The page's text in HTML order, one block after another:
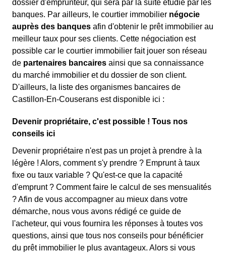
dossier d'emprunteur, qui sera par la suite étudié par les
banques. Par ailleurs, le courtier immobilier négocie
auprès des banques afin d'obtenir le prêt immobilier au
meilleur taux pour ses clients. Cette négociation est
possible car le courtier immobilier fait jouer son réseau
de partenaires bancaires ainsi que sa connaissance
du marché immobilier et du dossier de son client.
D'ailleurs, la liste des organismes bancaires de
Castillon-En-Couserans est disponible ici :
Devenir propriétaire, c'est possible ! Tous nos
conseils ici
Devenir propriétaire n'est pas un projet à prendre à la
légère ! Alors, comment s'y prendre ? Emprunt à taux
fixe ou taux variable ? Qu'est-ce que la capacité
d'emprunt ? Comment faire le calcul de ses mensualités
? Afin de vous accompagner au mieux dans votre
démarche, nous vous avons rédigé ce guide de
l'acheteur, qui vous fournira les réponses à toutes vos
questions, ainsi que tous nos conseils pour bénéficier
du prêt immobilier le plus avantageux. Alors si vous